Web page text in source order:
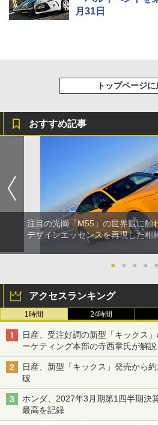
月31日
トップページに
おすすめ記事
注目の光岡「M55」の世界観に触
デザインエッセンスを再現した相
● ● ● ● ●
アクセスランキング
1時間 24時間
日産、受注好調の新型「キックス
ーケティング本部の寺西章氏が解説
日産、新型「キックス」発売から
破
ホンダ、2027年3月期第1四半期決
最高を記録